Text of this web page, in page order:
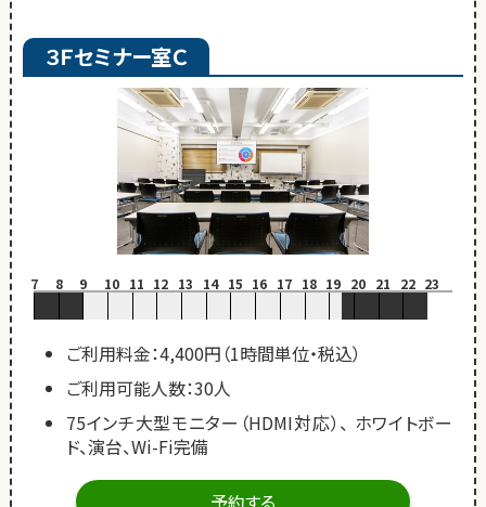
３Ｆセミナー室Ｃ
7 8 9 10 11 12 13 14 15 16 17 18 19 20 21 22 23
ご利用料金：4,400円（1時間単位・税込）
ご利用可能人数：30人
75インチ大型モニター（HDMI対応）、 ホワイトボー
ド、演台、Wi-Fi完備
予約する